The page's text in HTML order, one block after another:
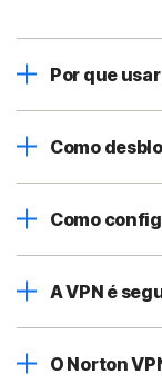
Por que
Como
Como
A VPN é
O Norton